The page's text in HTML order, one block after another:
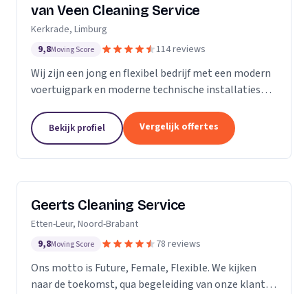
van Veen Cleaning Service
Kerkrade, Limburg
9,8Moving Score 114 reviews
Wij zijn een jong en flexibel bedrijf met een modern
voertuigpark en moderne technische installaties
zowel voor Particulier als zakelijke klanten....
Bekijk profiel Vergelijk offertes
Geerts Cleaning Service
Etten-Leur, Noord-Brabant
9,8Moving Score 78 reviews
Ons motto is Future, Female, Flexible. We kijken
naar de toekomst, qua begeleiding van onze klanten